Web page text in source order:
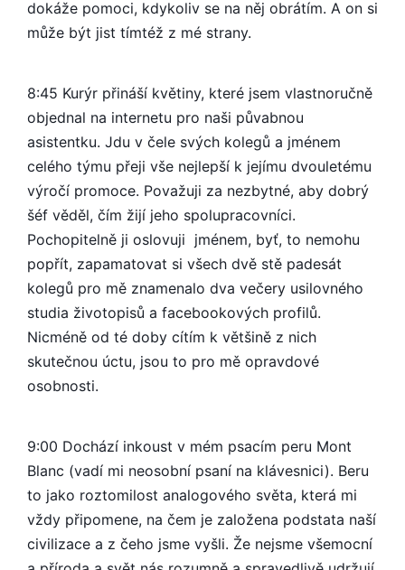
dokáže pomoci, kdykoliv se na něj obrátím. A on si
může být jist tímtéž z mé strany.
8:45 Kurýr přináší květiny, které jsem vlastnoručně
objednal na internetu pro naši půvabnou
asistentku. Jdu v čele svých kolegů a jménem
celého týmu přeji vše nejlepší k jejímu dvouletému
výročí promoce. Považuji za nezbytné, aby dobrý
šéf věděl, čím žijí jeho spolupracovníci.
Pochopitelně ji oslovuji jménem, byť, to nemohu
popřít, zapamatovat si všech dvě stě padesát
kolegů pro mě znamenalo dva večery usilovného
studia životopisů a facebookových profilů.
Nicméně od té doby cítím k většině z nich
skutečnou úctu, jsou to pro mě opravdové
osobnosti.
9:00 Dochází inkoust v mém psacím peru Mont
Blanc (vadí mi neosobní psaní na klávesnici). Beru
to jako roztomilost analogového světa, která mi
vždy připomene, na čem je založena podstata naší
civilizace a z čeho jsme vyšli. Že nejsme všemocní